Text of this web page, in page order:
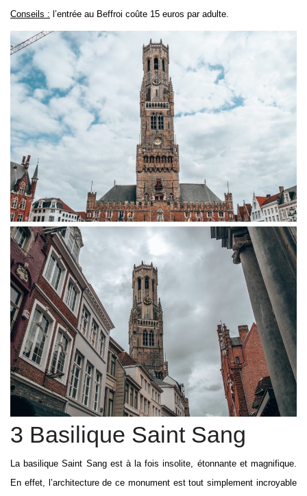
Conseils : l’entrée au Beffroi coûte 15 euros par adulte.
3 Basilique Saint Sang
La basilique Saint Sang est à la fois insolite, étonnante et magnifique.
En effet, l’architecture de ce monument est tout simplement incroyable